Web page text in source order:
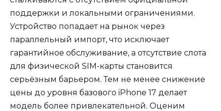
поддержки и локальными ограничениями.
Устройство попадает на рынок через
параллельный импорт, что исключает
гарантийное обслуживание, а отсутствие слота
для физической SIM-карты становится
серьёзным барьером. Тем не менее снижение
цены до уровня базового iPhone 17 делает
модель более привлекательной. Оценим